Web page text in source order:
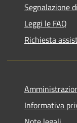
Segnalazione
Leggi le FAQ
Richiesta
Informativa